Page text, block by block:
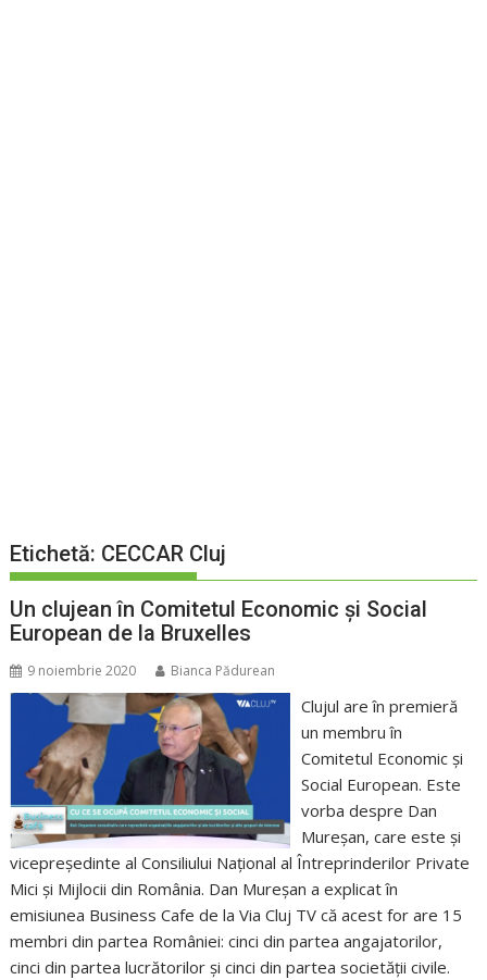
Etichetă: CECCAR Cluj
Un clujean în Comitetul Economic și Social
European de la Bruxelles
9 noiembrie 2020 Bianca Pădurean
Clujul are în premieră
un membru în
Comitetul Economic și
Social European. Este
vorba despre Dan
Mureșan, care este și
vicepreședinte al Consiliului Național al Întreprinderilor Private
Mici și Mijlocii din România. Dan Mureșan a explicat în
emisiunea Business Cafe de la Via Cluj TV că acest for are 15
membri din partea României: cinci din partea angajatorilor,
cinci din partea lucrătorilor și cinci din partea societății civile.